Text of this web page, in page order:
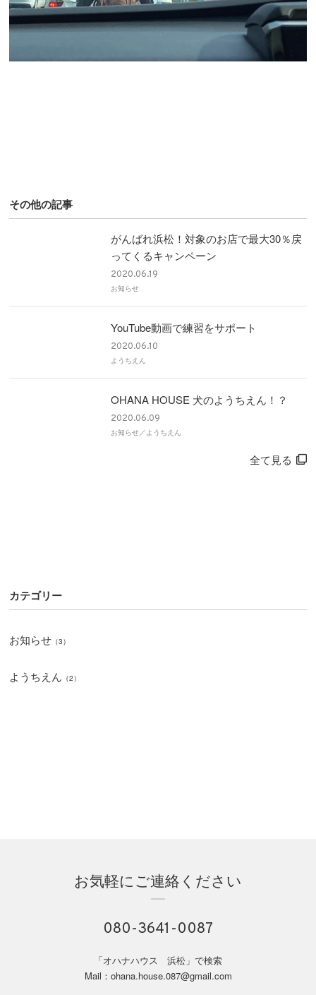
その他の記事
がんばれ浜松！対象のお店で最大30％戻
ってくるキャンペーン
2020.06.19
お知らせ
YouTube動画で練習をサポート
2020.06.10
ようちえん
OHANA HOUSE 犬のようちえん！？
2020.06.09
お知らせ／ようちえん
全て見る
カテゴリー
お知らせ （3）
ようちえん （2）
お気軽にご連絡ください
080-3641-0087
「オハナハウス 浜松」で検索
Mail：ohana.house.087@gmail.com